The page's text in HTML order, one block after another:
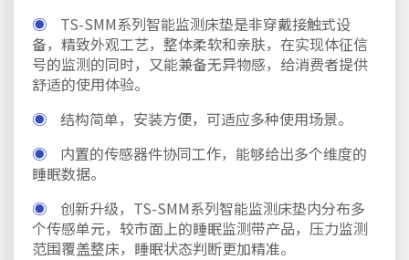
◉
TS-SMM系列智能监测床垫是非穿戴接触式设
备，精致外观工艺，整体柔软和亲肤，在实现体征信
号的监测的同时，又能兼备无异物感，给消费者提供
舒适的使用体验。
◉
结构简单，安装方便，可适应多种使用场景。
◉
内置的传感器件协同工作，能够给出多个维度的
睡眠数据。
◉
创新升级，TS-SMM系列智能监测床垫内分布多
个传感单元，较市面上的睡眠监测带产品，压力监测
范围覆盖整床，睡眠状态判断更加精准。